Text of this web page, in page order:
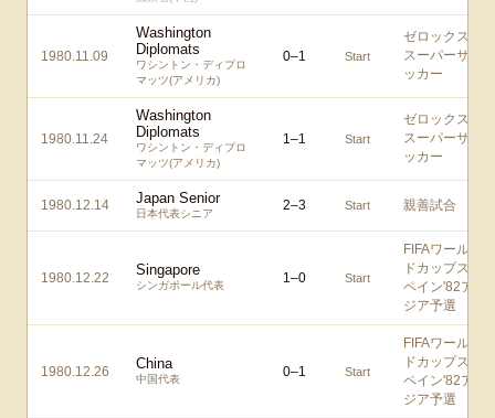
1980.11.09
Washington
Diplomats
ワシントン・ディプロ
マッツ(アメリカ)
0–1 Start
ゼロックス
スーパーサ
ッカー
1980.11.24
Washington
Diplomats
ワシントン・ディプロ
マッツ(アメリカ)
1–1 Start
ゼロックス
スーパーサ
ッカー
1980.12.14 Japan Senior
日本代表シニア
2–3 Start 親善試合
1980.12.22 Singapore
シンガポール代表 1–0 Start
FIFAワール
ドカップス
ペイン'82ア
ジア予選
1980.12.26 China
中国代表 0–1 Start
FIFAワール
ドカップス
ペイン'82ア
ジア予選